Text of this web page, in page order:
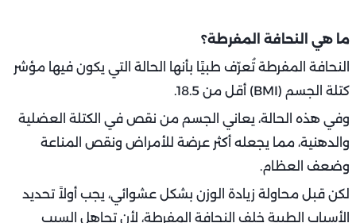
مبكرًا لتفادي المضاعفات الصحية الخطيرة.